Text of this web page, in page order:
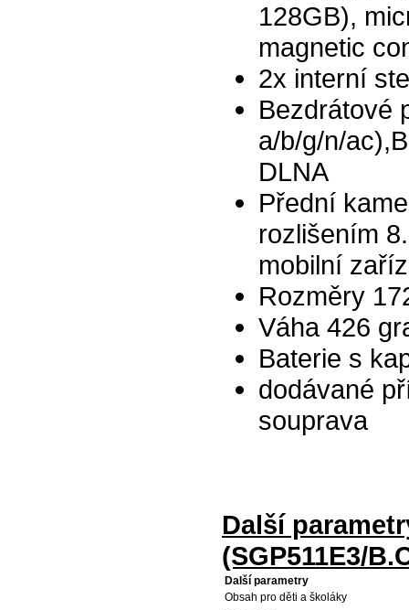
128GB),
magnetic
2x interní
Bezdrátové
a/b/g/n/
DLNA
Přední
rozlišením
mobilní
Rozměry
Váha 426
Baterie s
dodávané
souprava
Další
(SGP511E3/
Další parametry
Obsah pro děti a školáky